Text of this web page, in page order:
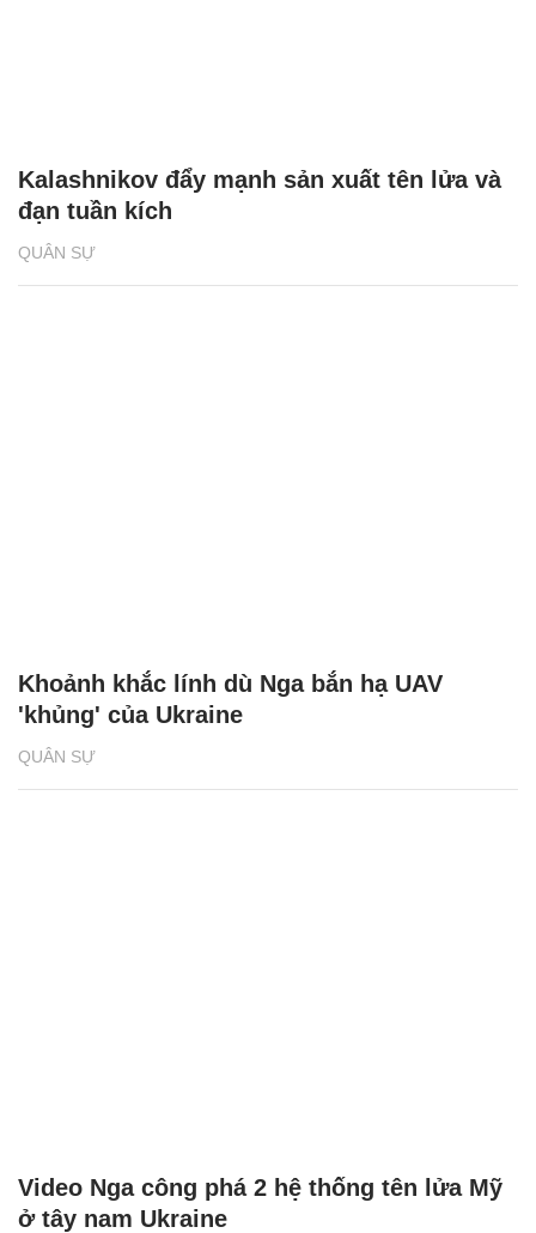
QUÂN SỰ
Kalashnikov đẩy mạnh sản xuất tên lửa và
đạn tuần kích
QUÂN SỰ
Khoảnh khắc lính dù Nga bắn hạ UAV
'khủng' của Ukraine
Video Nga công phá 2 hệ thống tên lửa Mỹ
ở tây nam Ukraine